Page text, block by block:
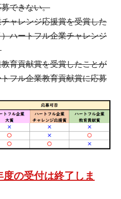
できない。
ャレンジ応援賞を受賞した
ハートフル企業チャレンジ
育貢献賞を受賞したことが
フル企業教育貢献賞に応募
の受付は終了しま